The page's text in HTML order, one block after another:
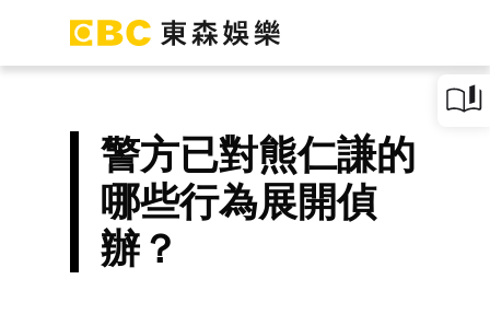
警方已對熊仁謙的
哪些行為展開偵
辦？